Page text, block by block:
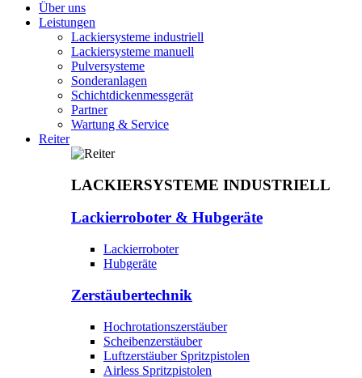
Über uns
Leistungen
Lackiersysteme industriell
Lackiersysteme manuell
Pulversysteme
Sonderanlagen
Schichtdickenmessgerät
Partner
Wartung & Service
Reiter
LACKIERSYSTEME INDUSTRIELL
Lackierroboter & Hubgeräte
Lackierroboter
Hubgeräte
Zerstäubertechnik
Hochrotationszerstäuber
Scheibenzerstäuber
Luftzerstäuber Spritzpistolen
Airless Spritzpistolen